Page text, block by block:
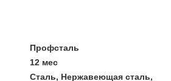
Профсталь
12 мес
Сталь, Нержавеющая сталь,